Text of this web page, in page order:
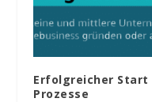
Erfolgreicher Start
Prozesse